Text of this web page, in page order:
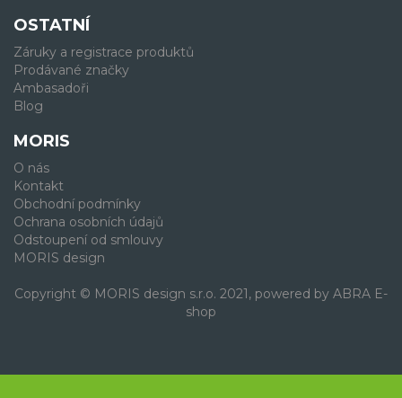
OSTATNÍ
Záruky a registrace produktů
Prodávané značky
Ambasadoři
Blog
MORIS
O nás
Kontakt
Obchodní podmínky
Ochrana osobních údajů
Odstoupení od smlouvy
MORIS design
Copyright © MORIS design s.r.o. 2021, powered by ABRA E-
shop